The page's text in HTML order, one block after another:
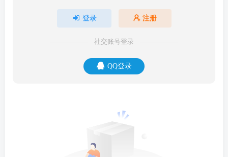
登录 注册
社交账号登录
QQ登录